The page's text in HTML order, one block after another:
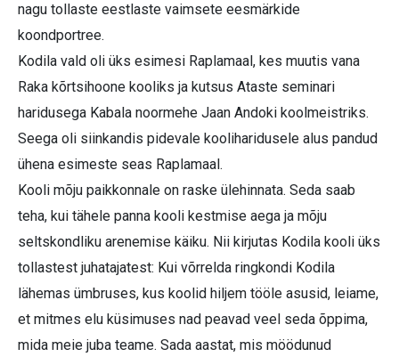
nagu tollaste eestlaste vaimsete eesmärkide
koondportree.
Kodila vald oli üks esimesi Raplamaal, kes muutis vana
Raka kõrtsihoone kooliks ja kutsus Ataste seminari
haridusega Kabala noormehe Jaan Andoki koolmeistriks.
Seega oli siinkandis pidevale kooliharidusele alus pandud
ühena esimeste seas Raplamaal.
Kooli mõju paikkonnale on raske ülehinnata. Seda saab
teha, kui tähele panna kooli kestmise aega ja mõju
seltskondliku arenemise käiku. Nii kirjutas Kodila kooli üks
tollastest juhatajatest: Kui võrrelda ringkondi Kodila
lähemas ümbruses, kus koolid hiljem tööle asusid, leiame,
et mitmes elu küsimuses nad peavad veel seda õppima,
mida meie juba teame. Sada aastat, mis möödunud